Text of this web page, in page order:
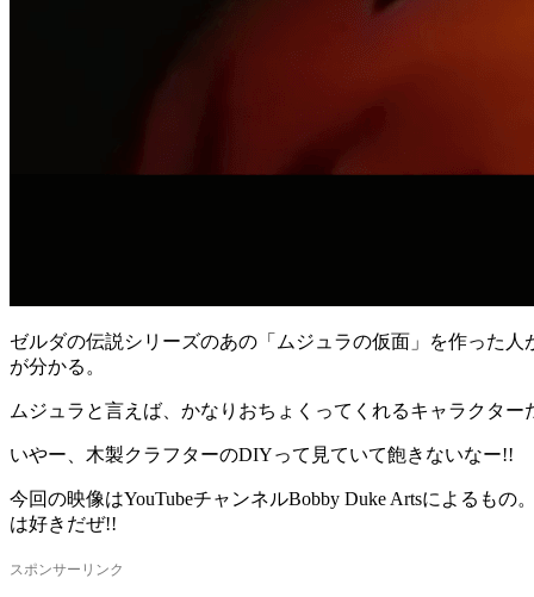
ゼルダの伝説シリーズのあの「ムジュラの仮面」を作った
が分かる。
ムジュラと言えば、かなりおちょくってくれるキャラクタ
いやー、木製クラフターのDIYって見ていて飽きないなー!!
今回の映像はYouTubeチャンネルBobby Duke Artsによるも
は好きだぜ!!